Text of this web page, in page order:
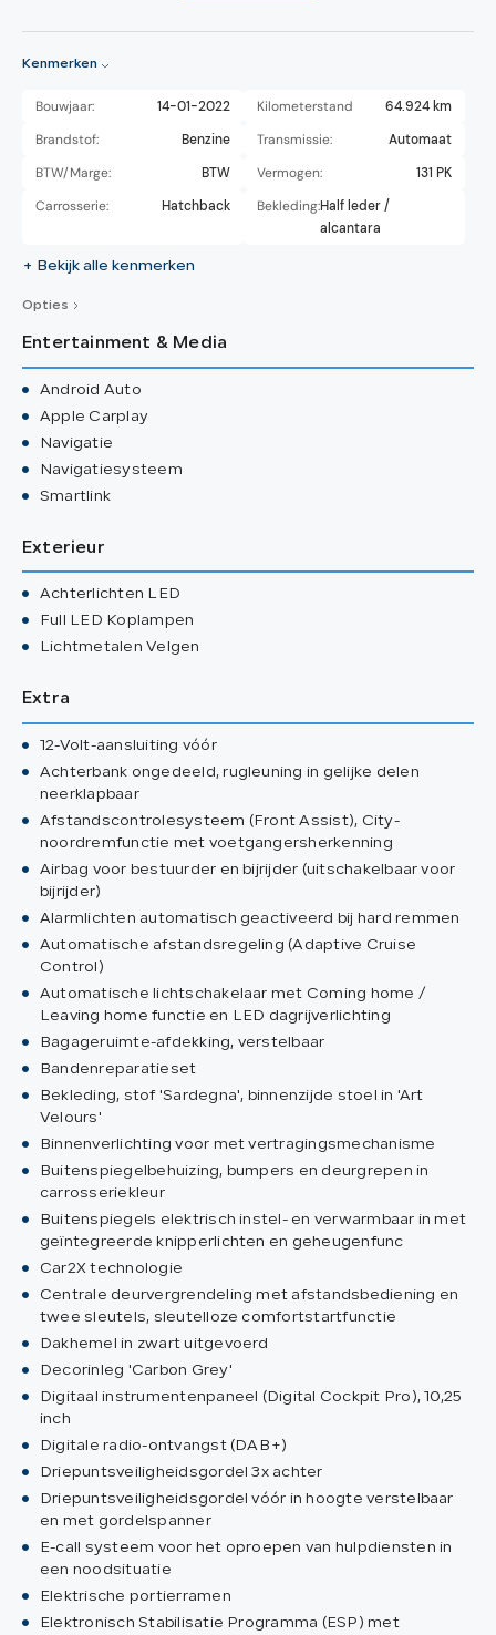
Kenmerken
Bouwjaar: 14-01-2022 Kilometerstand
64.924 km
Brandstof:
Benzine Transmissie:
Automaat
BTW/Marge:
BTW Vermogen:
131 PK
Carrosserie:
Hatchback Bekleding:Half leder /
alcantara
+ Bekijk alle kenmerken
Opties
Entertainment & Media
Android Auto
Apple Carplay
Navigatie
Navigatiesysteem
Smartlink
Exterieur
Achterlichten LED
Full LED Koplampen
Lichtmetalen Velgen
Extra
12-Volt-aansluiting vóór
Achterbank ongedeeld, rugleuning in gelijke delen
neerklapbaar
Afstandscontrolesysteem (Front Assist), City-
noordremfunctie met voetgangersherkenning
Airbag voor bestuurder en bijrijder (uitschakelbaar voor
bijrijder)
Alarmlichten automatisch geactiveerd bij hard remmen
Automatische afstandsregeling (Adaptive Cruise
Control)
Automatische lichtschakelaar met Coming home /
Leaving home functie en LED dagrijverlichting
Bagageruimte-afdekking, verstelbaar
Bandenreparatieset
Bekleding, stof 'Sardegna', binnenzijde stoel in 'Art
Velours'
Binnenverlichting voor met vertragingsmechanisme
Buitenspiegelbehuizing, bumpers en deurgrepen in
carrosseriekleur
Buitenspiegels elektrisch instel- en verwarmbaar in met
geïntegreerde knipperlichten en geheugenfunc
Car2X technologie
Centrale deurvergrendeling met afstandsbediening en
twee sleutels, sleutelloze comfortstartfunctie
Dakhemel in zwart uitgevoerd
Decorinleg 'Carbon Grey'
Digitaal instrumentenpaneel (Digital Cockpit Pro), 10,25
inch
Digitale radio-ontvangst (DAB+)
Driepuntsveiligheidsgordel 3x achter
Driepuntsveiligheidsgordel vóór in hoogte verstelbaar
en met gordelspanner
E-call systeem voor het oproepen van hulpdiensten in
een noodsituatie
Elektrische portierramen
Elektronisch Stabilisatie Programma (ESP) met